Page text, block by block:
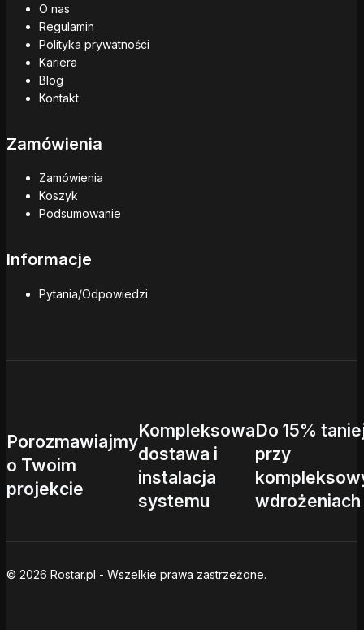
O nas
Regulamin
Polityka prywatności
Kariera
Blog
Kontakt
Zamówienia
Zamówienia
Koszyk
Podsumowanie
Informacje
Pytania/Odpowiedzi
Porozmawiajmy
o Twoim
projekcie
Kompleksowa
dostawa i
instalacja
systemu
Do 15%
przy
wdrożeniach
© 2026 Rostar.pl - Wszelkie prawa zastrzeżone.